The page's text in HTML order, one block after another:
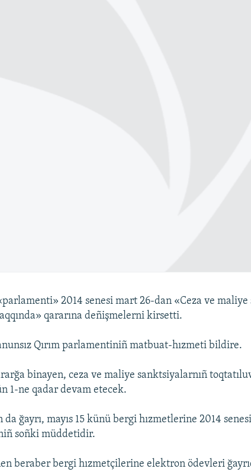
2014 senesi mart 26-dan «Ceza ve
qararına deñişmelerni kirsetti.
Qırım parlamentiniñ matbuat-hızmeti bildire.
binayen, ceza ve maliye sanktsiyalarnıñ
1-ne qadar devam etecek.
da ğayrı, mayıs 15 künü bergi hızmetlerine 2014
soñki müddetidir.
beraber bergi hızmetçilerine elektron ödevleri